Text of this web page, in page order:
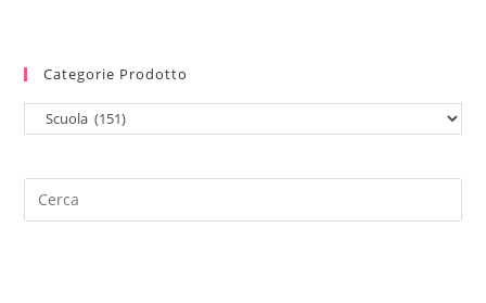
Categorie Prodotto